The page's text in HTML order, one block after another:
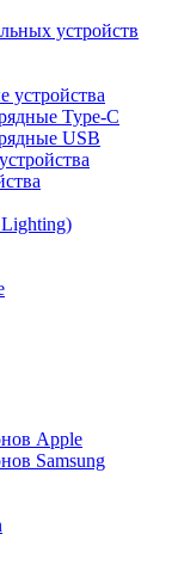
устройств
устройства
Type-C
USB
Apple
Samsung